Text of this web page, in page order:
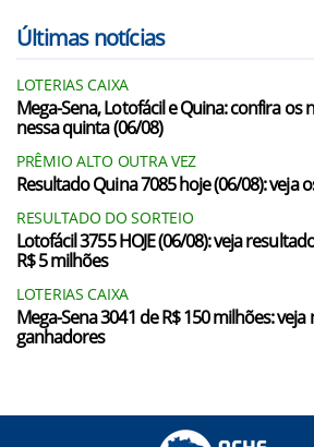
Últimas notícias
LOTERIAS CAIXA
Mega-Sena, Lotofácil e Quina: confira
nessa quinta (06/08)
PRÊMIO ALTO OUTRA VEZ
Resultado Quina 7085 hoje (06/08): veja
RESULTADO DO SORTEIO
Lotofácil 3755 HOJE (06/08): veja
R$ 5 milhões
LOTERIAS CAIXA
Mega-Sena 3041 de R$ 150 milhões:
ganhadores